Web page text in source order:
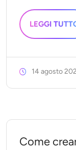
LEGGI
14 agosto
Come